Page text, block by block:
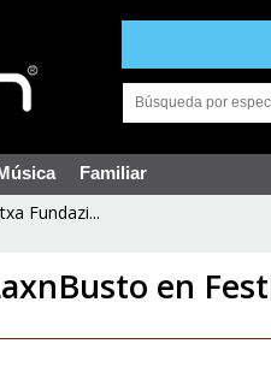
Música Familiar
Fundazi...
en